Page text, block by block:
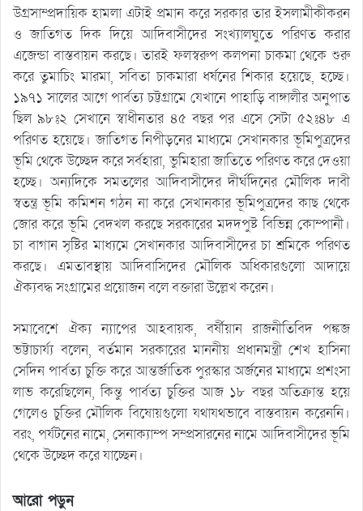
উগ্রসাম্প্রদায়িক হামলা এটাই প্রমান করে সরকার তার ইসলামীকীকরন
ও জাতিগত দিক দিয়ে আদিবাসীদের সংখ্যালঘুতে পরিণত করার
এজেন্ডা বাস্তবায়ন করছে। তারই ফলস্বরুপ কলপনা চাকমা থেকে শুরু
করে তুমাচিং মারমা, সবিতা চাকমারা ধর্ষনের শিকার হয়েছে, হচ্ছে।
১৯৭১ সালের আগে পার্বত্য চট্টগ্রামে যেখানে পাহাড়ি বাঙ্গালীর অনুপাত
ছিল ৯৮ঃ২ সেখানে স্বাধীনতার ৪৫ বছর পর এসে সেটা ৫২ঃ৪৮ এ
পরিণত হয়েছে। জাতিগত নিপীড়নের মাধ্যমে সেখানকার ভূমিপুত্রদের
ভূমি থেকে উচ্ছেদ করে সর্বহারা, ভুমিহারা জাতিতে পরিণত করে দেওয়া
হচ্ছে। অন্যদিকে সমতলের আদিবাসীদের দীর্ঘদিনের মৌলিক দাবী
স্বতন্ত্র ভূমি কমিশন গঠন না করে সেখানকার ভূমিপুত্রদের কাছ থেকে
জোর করে ভূমি বেদখল করছে সরকারের মদদপুষ্ট বিভিন্ন কোম্পানী।
চা বাগান সৃষ্টির মাধ্যমে সেখানকার আদিবাসীদের চা শ্রমিকে পরিণত
করছে। এমতাবস্থায় আদিবাসিদের মৌলিক অধিকারগুলো আদায়ে
ঐক্যবদ্ধ সংগ্রামের প্রয়োজন বলে বক্তারা উল্লেখ করেন।
সমাবেশে ঐক্য ন্যাপের আহবায়ক, বর্ষীয়ান রাজনীতিবিদ পঙ্কজ
ভট্টাচার্য্য বলেন, বর্তমান সরকারের মাননীয় প্রধানমন্ত্রী শেখ হাসিনা
সেদিন পার্বত্য চুক্তি করে আন্তর্জাতিক পুরস্কার অর্জনের মাধ্যমে প্রশংসা
লাভ করেছিলেন, কিন্তু পার্বত্য চুক্তির আজ ১৮ বছর অতিক্রান্ত হয়ে
গেলেও চুক্তির মৌলিক বিষোয়গুলো যথাযথভাবে বাস্তবায়ন করেননি।
বরং, পর্যটনের নামে, সেনাক্যাম্প সম্প্রসারনের নামে আদিবাসীদের ভূমি
থেকে উচ্ছেদ করে যাচ্ছেন।
আরো পড়ুন